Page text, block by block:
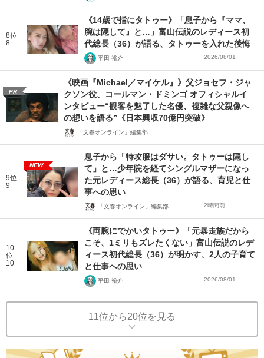
8位
8
《14歳で指にタトゥー》「息子から『ママ、
腕は隠して』と…」富山伝説のレディース初
代総長（36）が語る、タトゥーを入れた後悔
平田 裕介 2026/08/01
PR
《映画『Michael／マイケル』》父ジョセフ・ジャ
クソン役、コールマン・ドミンゴ オフィシャルイ
ンタビュー“観客を魅了した名優、複雑な父親像へ
の想いを語る”《日本興収70億円突破》
「文春オンライン」編集部
9位
9
NEW
息子から「特攻服はダサい。タトゥーは隠し
て」と…少年院を経てシングルマザーになっ
た元レディース総長（36）が語る、育児と仕
事への思い
「文春オンライン」編集部 2時間前
10
位
10
《両腕にでかいタトゥー》「元暴走族だから
こそ、1ミリもズレたくない」富山伝説のレデ
ィース初代総長（36）が明かす、2人の子育て
と仕事への思い
平田 裕介 2026/08/01
11位から20位を見る